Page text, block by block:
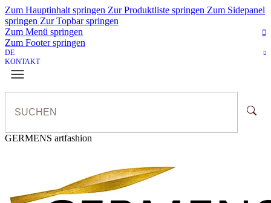
Zum Hauptinhalt springen Zur Produktliste springen Zum Sidepanel
springen Zur Topbar springen
Zum Menü springen
Zum Footer springen
DE
KONTAKT
GERMENS artfashion